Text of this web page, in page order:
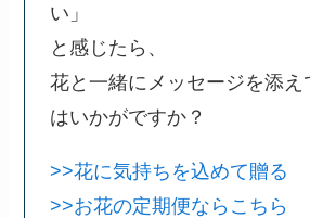
い」
と感じたら、
花と一緒にメッセージを添え
はいかがですか？
>>花に気持ちを込めて贈る
>>お花の定期便ならこちら